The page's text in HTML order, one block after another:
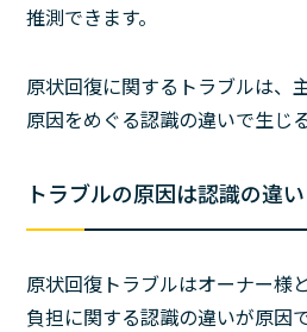
推測できます。
原状回復に関するトラブルは、
原因をめぐる認識の違いで生じ
トラブルの原因は認識の違い
原状回復トラブルはオーナー様
負担に関する認識の違いが原因